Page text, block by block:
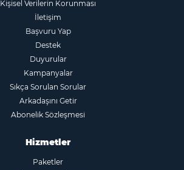
Kişisel Verilerin Korunması
İletişim
Başvuru Yap
Destek
Duyurular
Kampanyalar
Sıkça Sorulan Sorular
Arkadaşını Getir
Abonelik Sözleşmesi
Hizmetler
Paketler